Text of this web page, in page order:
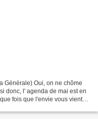
Générale) Oui, on ne chôme
donc, l' agenda de mai est en
fois que l'envie vous vient